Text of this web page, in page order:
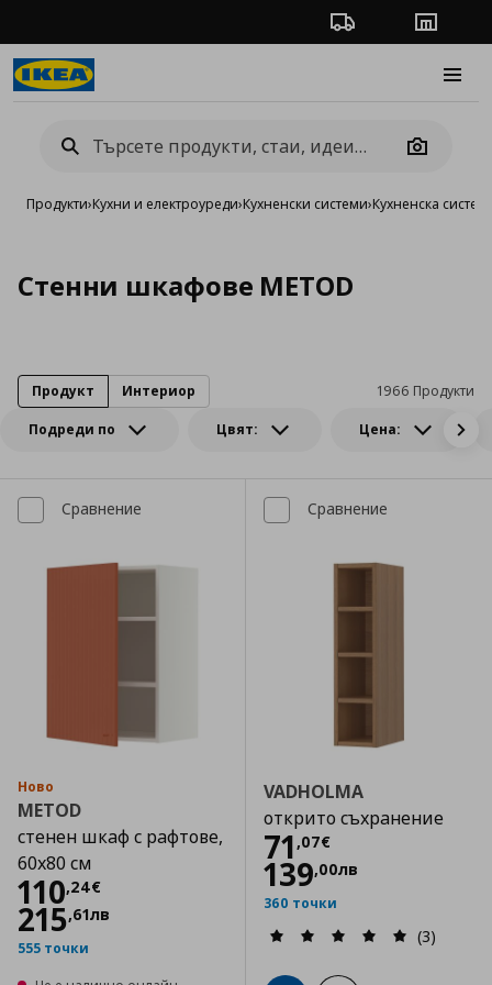
Проследяване на
Camera
Продукти›Кухни и електроуреди›Кухненски системи›Кухненска
Стенни шкафове METOD
Подреди по Цвят: Цена:
1966 Продукти
Продукт Интериор
Сравнение
Ново
METOD
стенен шкаф с рафтове,
60x80 см
110,24€
Цена
215,61лв
555 точки
Сравнение
VADHOLMA
открито съхранение
71 ,07€
Цена
139,00лв
360 точки
(3)